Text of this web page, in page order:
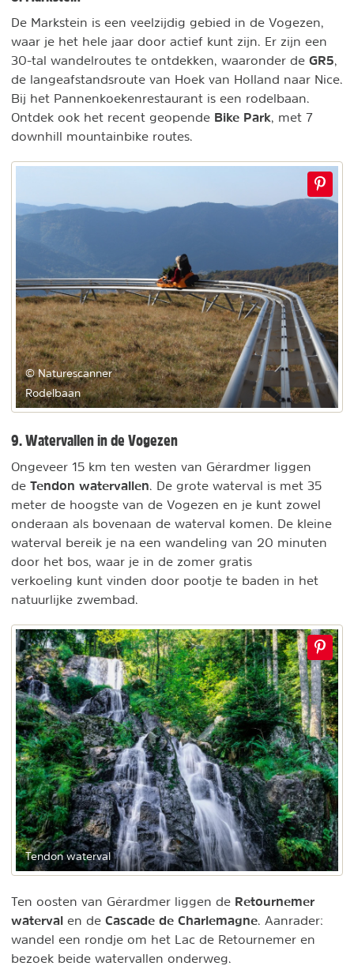
De Markstein is een veelzijdig gebied in de Vogezen,
waar je het hele jaar door actief kunt zijn. Er zijn een
30-tal wandelroutes te ontdekken, waaronder de GR5
de langeafstandsroute van Hoek van Holland naar Nice.
Bij het Pannenkoekenrestaurant is een rodelbaan.
Ontdek ook het recent geopende Bike Park , met 7
downhill mountainbike routes.
© Naturescanner
Rodelbaan
9. Watervallen in de Vogezen
Ongeveer 15 km ten westen van Gérardmer liggen
de Tendon watervallen . De grote waterval is met 35
meter de hoogste van de Vogezen en je kunt zowel
onderaan als bovenaan de waterval komen. De kleine
waterval bereik je na een wandeling van 20 minuten
door het bos, waar je in de zomer gratis
verkoeling kunt vinden door pootje te baden in het
natuurlijke zwembad.
Tendon waterval
Ten oosten van Gérardmer liggen de Retournemer
waterval en de Cascade de Charlemagne . Aanrader:
wandel een rondje om het Lac de Retournemer en
bezoek beide watervallen onderweg.